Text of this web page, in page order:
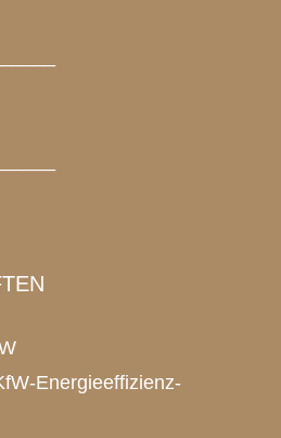
Energieeffizienz-